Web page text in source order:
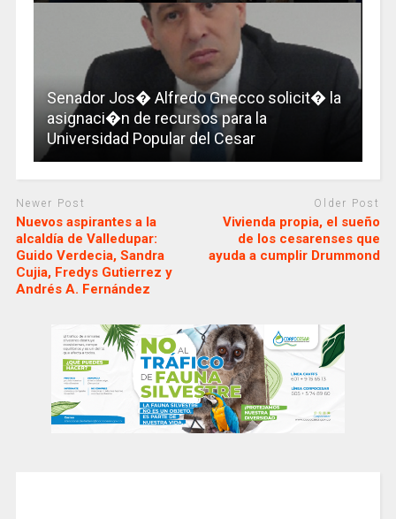
Senador Jos� Alfredo Gnecco solicit� la
asignaci�n de recursos para la
Universidad Popular del Cesar
Newer Post
Nuevos aspirantes a la
alcaldía de Valledupar:
Guido Verdecia, Sandra
Cujia, Fredys Gutierrez y
Andrés A. Fernández
Older Post
Vivienda propia, el sueño
de los cesarenses que
ayuda a cumplir Drummond